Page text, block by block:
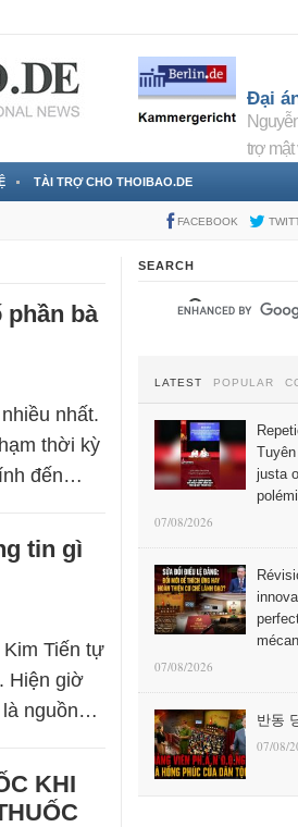
Đại
trợ mật
TÀI TRỢ CHO THOIBAO.DE
FACEBOOK
phần bà
nhất.
thời kỳ
đến…
tin gì
Tiến tự
Hiện giờ
là nguồn…
KHI
SEARCH
LATEST POPULAR
justa
07/08/2026
07/08/2026
반동
07/08/